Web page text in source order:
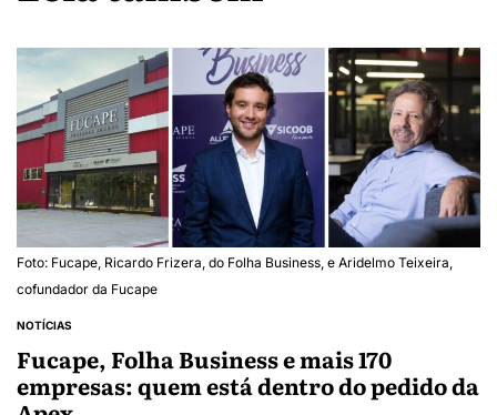
Foto: Fucape, Ricardo Frizera, do Folha Business, e Aridelmo Teixeira,
cofundador da Fucape
NOTÍCIAS
Fucape, Folha Business e mais 170
empresas: quem está dentro do pedido da